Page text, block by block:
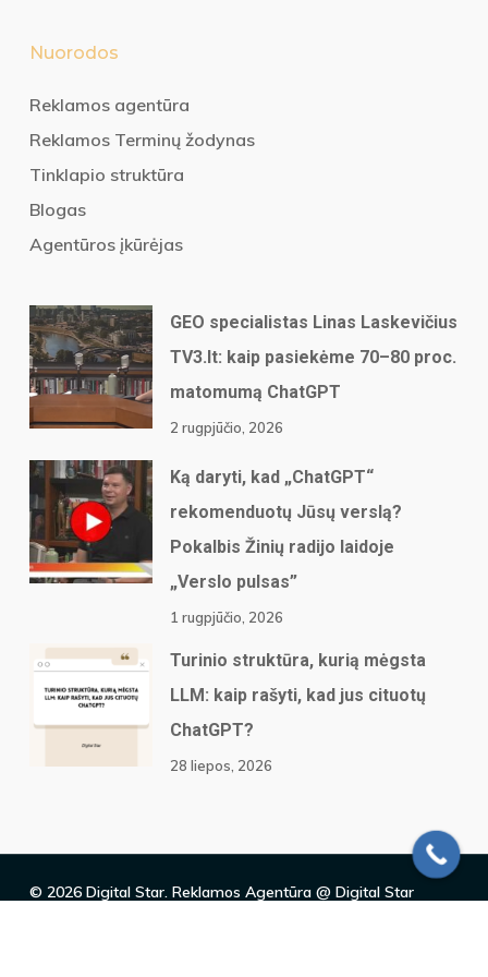
Nuorodos
Reklamos agentūra
Reklamos Terminų žodynas
Tinklapio struktūra
Blogas
Agentūros įkūrėjas
GEO specialistas Linas Laskevičius
TV3.lt: kaip pasiekėme 70–80 proc.
matomumą ChatGPT
2 rugpjūčio, 2026
Ką daryti, kad „ChatGPT“
rekomenduotų Jūsų verslą?
Pokalbis Žinių radijo laidoje
„Verslo pulsas”
1 rugpjūčio, 2026
Turinio struktūra, kurią mėgsta
LLM: kaip rašyti, kad jus cituotų
ChatGPT?
28 liepos, 2026
© 2026 Digital Star. Reklamos Agentūra @ Digital Star